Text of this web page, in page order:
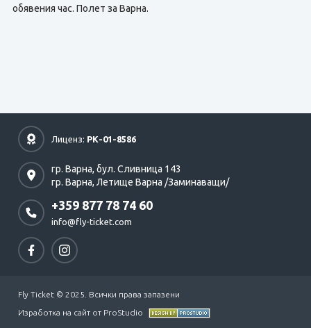
обявения час. Полет за Варна.
Лиценз: РК-01-8586
гр. Варна, бул. Сливница 143
гр. Варна, Летище Варна /Заминаващи/
+359 877 78 74 60
info@fly-ticket.com
Fly Ticket © 2025. Всички права запазени
Изработка на сайт от ProStudio